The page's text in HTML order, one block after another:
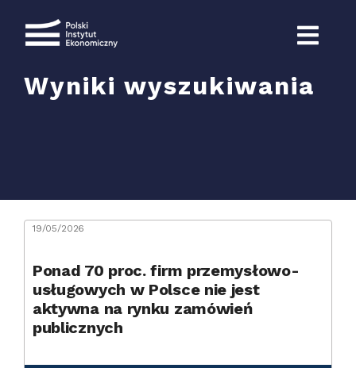
Wyniki wyszukiwania
19/05/2026
Ponad 70 proc. firm przemysłowo-
usługowych w Polsce nie jest
aktywna na rynku zamówień
publicznych